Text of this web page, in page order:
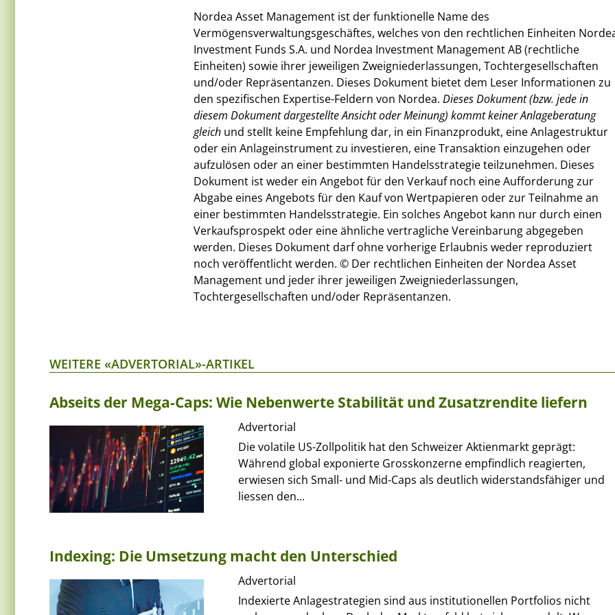
Nordea Asset Management ist der funktionelle Name des
Vermögensverwaltungsgeschäftes, welches von den rechtlichen Einheiten
Investment Funds S.A. und Nordea Investment Management AB (rechtliche
Einheiten) sowie ihrer jeweiligen Zweigniederlassungen, Tochtergesellschaften
und/oder Repräsentanzen. Dieses Dokument bietet dem Leser Informationen zu
den spezifischen Expertise-Feldern von Nordea. Dieses Dokument (bzw. jede in
diesem Dokument dargestellte Ansicht oder Meinung) kommt keiner Anlageberatung
gleich und stellt keine Empfehlung dar, in ein Finanzprodukt, eine Anlagestruktur
oder ein Anlageinstrument zu investieren, eine Transaktion einzugehen oder
aufzulösen oder an einer bestimmten Handelsstrategie teilzunehmen. Dieses
Dokument ist weder ein Angebot für den Verkauf noch eine Aufforderung zur
Abgabe eines Angebots für den Kauf von Wertpapieren oder zur Teilnahme an
einer bestimmten Handelsstrategie. Ein solches Angebot kann nur durch einen
Verkaufsprospekt oder eine ähnliche vertragliche Vereinbarung abgegeben
werden. Dieses Dokument darf ohne vorherige Erlaubnis weder reproduziert
noch veröffentlicht werden. © Der rechtlichen Einheiten der Nordea Asset
Management und jeder ihrer jeweiligen Zweigniederlassungen,
Tochtergesellschaften und/oder Repräsentanzen.
WEITERE «ADVERTORIAL»-ARTIKEL
Abseits der Mega-Caps: Wie Nebenwerte Stabilität und Zusatzrendite liefern
Advertorial
Die volatile US-Zollpolitik hat den Schweizer Aktienmarkt geprägt:
Während global exponierte Grosskonzerne empfindlich reagierten,
erwiesen sich Small- und Mid-Caps als deutlich widerstandsfähiger und
liessen den...
Indexing: Die Umsetzung macht den Unterschied
Advertorial
Indexierte Anlagestrategien sind aus institutionellen Portfolios nicht